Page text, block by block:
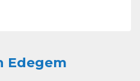
Edegem